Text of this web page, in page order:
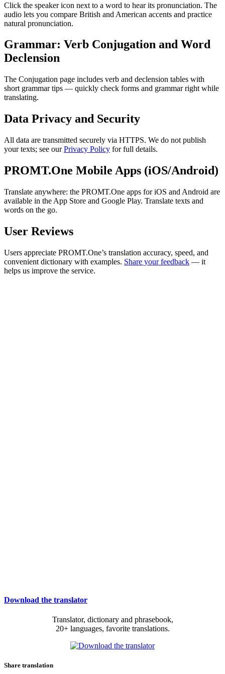
Click the speaker icon next to a word to hear its pronunciation. The
audio lets you compare British and American accents and practice
natural pronunciation.
Grammar: Verb Conjugation and Word
Declension
The Conjugation page includes verb and declension tables with
short grammar tips — quickly check forms and grammar right while
translating.
Data Privacy and Security
All data are transmitted securely via HTTPS. We do not publish
your texts; see ourPrivacy Policy for full details.
PROMT.One Mobile Apps (iOS/Android)
Translate anywhere: the PROMT.One apps for iOS and Android are
available in the App Store and Google Play. Translate texts and
words on the go.
User Reviews
Users appreciate PROMT.One’s translation accuracy, speed, and
convenient dictionary with examples. Share your feedback — it
helps us improve the service.
Download the translator
Translator, dictionary and phrasebook,
20+ languages, favorite translations.
Share translation